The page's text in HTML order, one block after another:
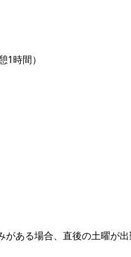
1時間）
ある場合、直後の土曜が